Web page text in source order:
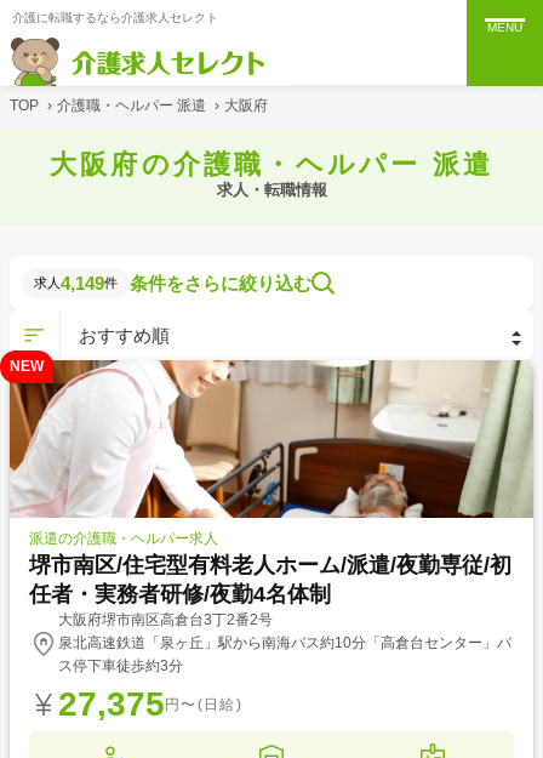
介護に転職するなら介護求人セレクト
MENU
TOP › 介護職・ヘルパー 派遣 › 大阪府
大阪府の介護職・ヘルパー 派遣
求人・転職情報
求人 4,149件 条件をさらに絞り込む
NEW
派遣の介護職・ヘルパー求人
堺市南区/住宅型有料老人ホーム/派遣/夜勤専従/初
任者・実務者研修/夜勤4名体制
大阪府堺市南区高倉台3丁2番2号
泉北高速鉄道「泉ヶ丘」駅から南海バス約10分「高倉台センター」バ
ス停下車徒歩約3分
27,375 円〜(日給)